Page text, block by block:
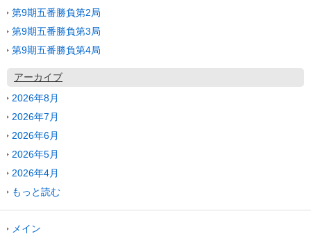
第9期五番勝負第2局
第9期五番勝負第3局
第9期五番勝負第4局
アーカイブ
2026年8月
2026年7月
2026年6月
2026年5月
2026年4月
もっと読む
メイン